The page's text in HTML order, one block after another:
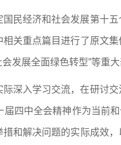
民经济和社会发展第十
关重点篇目进行了原文集
发展全面绿色转型”等重大
深入学习交流，在研讨
四中全会精神作为当前
和解决问题的实际成效